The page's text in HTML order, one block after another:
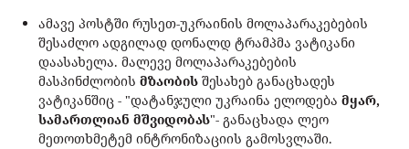
ამავე პოსტში რუსეთ-უკრაინის მოლაპარაკებების
შესაძლო ადგილად დონალდ ტრამპმა ვატიკანი
დაასახელა. მალევე მოლაპარაკებების
მასპინძლობის მზაობის შესახებ განაცხადეს
ვატიკანშიც - "დატანჯული უკრაინა ელოდება მყარ,
სამართლიან მშვიდობას"- განაცხადა ლეო
მეთოთხმეტემ ინტრონიზაციის გამოსვლაში.